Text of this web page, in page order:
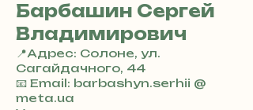
Барбашин Сергей
Владимирович
📍Адрес: Солоне, ул.
Сагайдачного, 44
+
3
📧 Email: barbashyn.serhii @
meta.ua